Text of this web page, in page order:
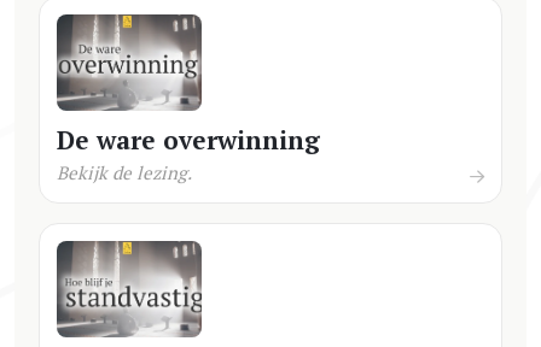
De ware overwinning
Bekijk de lezing.